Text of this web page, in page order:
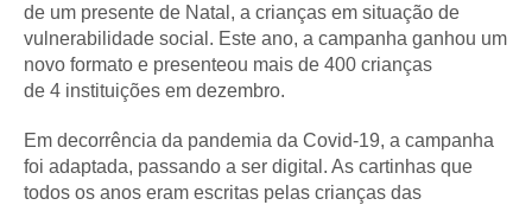
de um presente de Natal, a crianças em situação de
vulnerabilidade social. Este ano, a campanha ganhou um
novo formato e presenteou mais de 400 crianças
de 4 instituições em dezembro.
Em decorrência da pandemia da Covid-19, a campanha
foi adaptada, passando a ser digital. As cartinhas que
todos os anos eram escritas pelas crianças das